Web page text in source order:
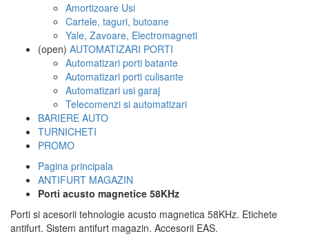
Amortizoare Usi
Cartele, taguri, butoane
Yale, Zavoare, Electromagneti
(open) AUTOMATIZARI PORTI
Automatizari porti batante
Automatizari porti culisante
Automatizari usi garaj
Telecomenzi si automatizari
BARIERE AUTO
TURNICHETI
PROMO
Pagina principala
ANTIFURT MAGAZIN
Porti acusto magnetice 58KHz
Porti si acesorii tehnologie acusto magnetica 58KHz. Etichete
antifurt. Sistem antifurt magazin. Accesorii EAS.